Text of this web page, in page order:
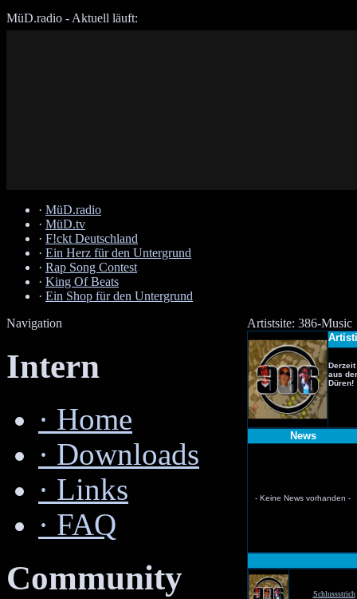
MüD.radio - Aktuell läuft:
· MüD.radio
· MüD.tv
· F!ckt Deutschland
· Ein Herz für den Untergrund
· Rap Song Contest
· King Of Beats
· Ein Shop für den Untergrund
Navigation
Intern
· Home
· Downloads
· Links
· FAQ
Community
Artistsite: 386-Music
aus
Düren!
News
- Keine News vorhanden -
Schlussstrich